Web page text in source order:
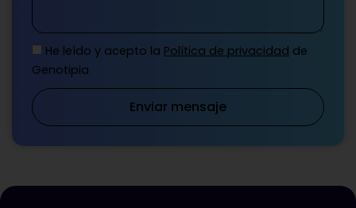
He leído y acepto la Política de privacidad de
Genotipia
Enviar mensaje